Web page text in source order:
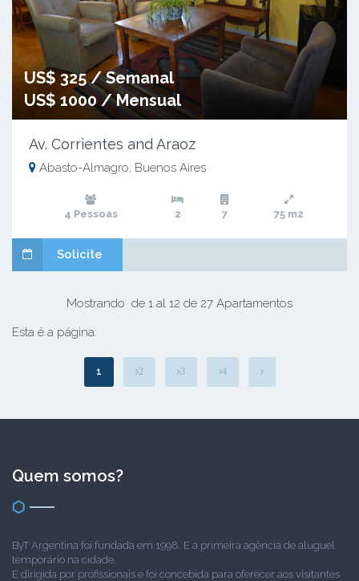
US$ 325 / Semanal
US$ 1000 / Mensual
Av. Corrientes and Araoz
Abasto-Almagro, Buenos Aires
4 Pessoas 2 7 75 m2
Solicite
Mostrando de 1 al 12 de 27 Apartamentos
Esta é a página:
1 2 3 4
Quem somos?
ByT Argentina foi fundada em 1998. E a primeira agência de aluguel
temporário na cidade.
E dirigida por profissionais e foi concebida para oferecer aos visitantes